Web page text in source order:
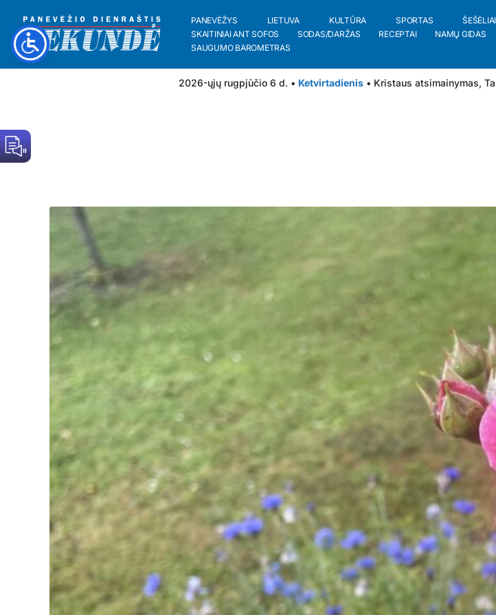
PANEVĖŽYS LIETUVA KULTŪRA SPORTAS ŠEŠĖLIAI
SKAITINIAI ANT SOFOS
SODAS/DARŽAS RECEPTAI NAMŲ GIDAS
SAUGUMO BAROMETRAS
2026-ųjų rugpjūčio 6 d. • Ketvirtadienis • Kristaus atsimainymas,